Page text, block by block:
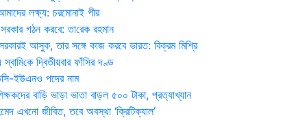
লক্ষ্য: চরমোনাই পীর
গঠন করবে: তা‌রেক রহমান
আসুক, তার সঙ্গে কাজ করবে ভারত: বিক্রম মিশ্রি
দ্বিতীয়বার ফাঁসির দণ্ড
ইউএনও পদের নাম
বাড়ি ভাড়া ভাতা বাড়ল ৫০০ টাকা, প্রত্যাখ্যান
এখনো জীবিত, তবে অবস্থা ‘ক্রিটিক্যাল’